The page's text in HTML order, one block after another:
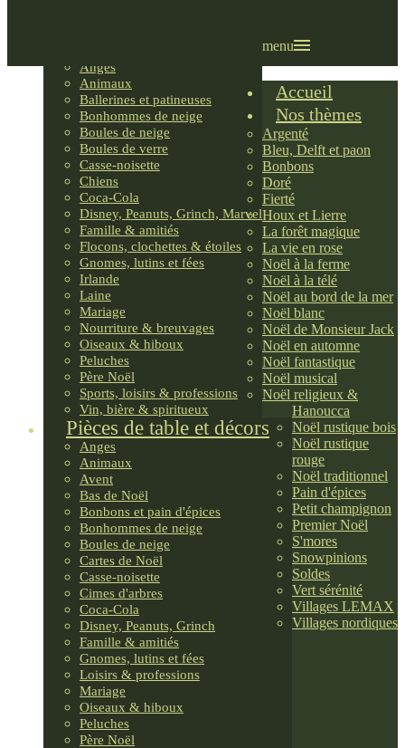
Anges
Animaux
Ballerines et patineuses
Bonhommes de neige
Boules de neige
Boules de verre
Casse-noisette
Chiens
Coca-Cola
Disney, Peanuts, Grinch, Marvel
Famille & amitiés
Flocons, clochettes & étoiles
Gnomes, lutins et fées
Irlande
Laine
Mariage
Nourriture & breuvages
Oiseaux & hiboux
Peluches
Père Noël
Sports, loisirs & professions
Vin, bière & spiritueux
Pièces de table et décors
Anges
Animaux
Avent
Bas de Noël
Bonbons et pain d'épices
Bonhommes de neige
Boules de neige
Cartes de Noël
Casse-noisette
Cimes d'arbres
Coca-Cola
Disney, Peanuts, Grinch
Famille & amitiés
Gnomes, lutins et fées
Loisirs & professions
Mariage
Oiseaux & hiboux
Peluches
Père Noël
menu
Accueil
Nos thèmes
Argenté
Bleu, Delft et paon
Bonbons
Doré
Fierté
Houx et Lierre
La forêt magique
La vie en rose
Noël à la ferme
Noël à la télé
Noël au bord de la mer
Noël blanc
Noël de Monsieur Jack
Noël en automne
Noël fantastique
Noël musical
Noël religieux &
Hanoucca
Noël rustique bois
Noël rustique
rouge
Noël traditionnel
Pain d'épices
Petit champignon
Premier Noël
S'mores
Snowpinions
Soldes
Vert sérénité
Villages LEMAX
Villages nordiques